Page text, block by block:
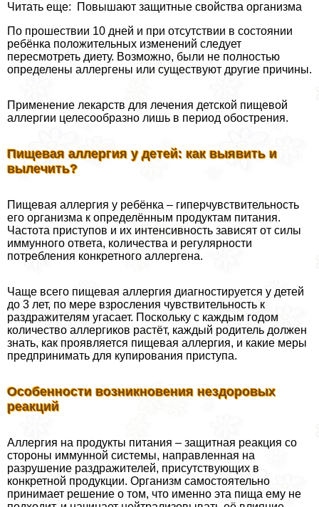
Читать еще: Повышают защитные свойства организма
По прошествии 10 дней и при отсутствии в состоянии
ребёнка положительных изменений следует
пересмотреть диету. Возможно, были не полностью
определены аллергены или существуют другие причины.
Применение лекарств для лечения детской пищевой
аллергии целесообразно лишь в период обострения.
Пищевая аллергия у детей: как выявить и
вылечить?
Пищевая аллергия у ребёнка – гиперчувствительность
его организма к определённым продуктам питания.
Частота приступов и их интенсивность зависят от силы
иммунного ответа, количества и регулярности
потрeбления конкретного аллергена.
Чаще всего пищевая аллергия диагностируется у детей
до 3 лет, по мере взросления чувствительность к
раздражителям угасает. Поскольку с каждым годом
количество аллергиков растёт, каждый родитель должен
знать, как проявляется пищевая аллергия, и какие меры
предпринимать для купирования приступа.
Особенности возникновения нездоровых
реакций
Аллергия на продукты питания – защитная реакция со
стороны иммунной системы, направленная на
разрушение раздражителей, присутствующих в
конкретной продукции. Организм самостоятельно
принимает решение о том, что именно эта пища ему не